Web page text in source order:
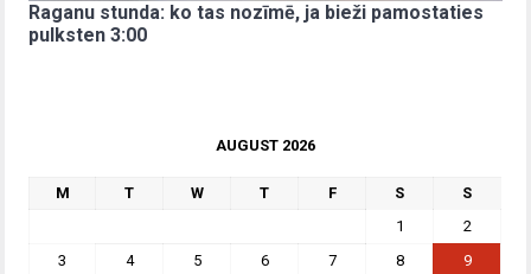
Raganu stunda: ko tas nozīmē, ja bieži pamostaties
pulksten 3:00
AUGUST 2026
M T W T F S
S
1
2
3
4 5 6 7 8
9